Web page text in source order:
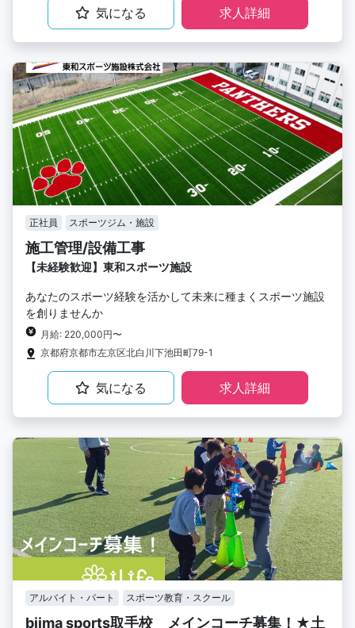
気になる 求人詳細
正社員 スポーツジム・施設
施工管理/設備工事
【未経験歓迎】東和スポーツ施設
あなたのスポーツ経験を活かして未来に種まくスポーツ施設
を創りませんか
月給: 220,000円〜
京都府京都市左京区北白川下池田町79-1
気になる 求人詳細
アルバイト・パート スポーツ教育・スクール
biima sports取手校 メインコーチ募集！★土